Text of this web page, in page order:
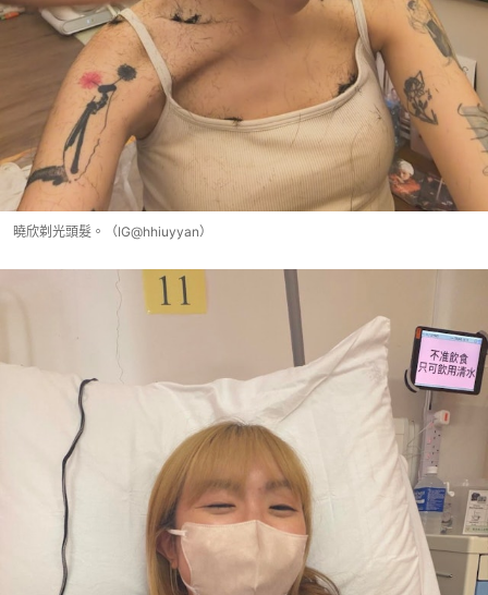
曉欣剃光頭髮。（IG@hhiuyyan）